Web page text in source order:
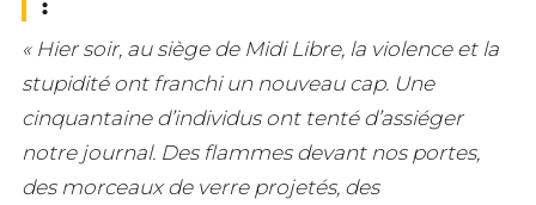
:
« Hier soir, au siège de Midi Libre, la violence et la
stupidité ont franchi un nouveau cap. Une
cinquantaine d’individus ont tenté d’assiéger
notre journal. Des flammes devant nos portes,
des morceaux de verre projetés, des